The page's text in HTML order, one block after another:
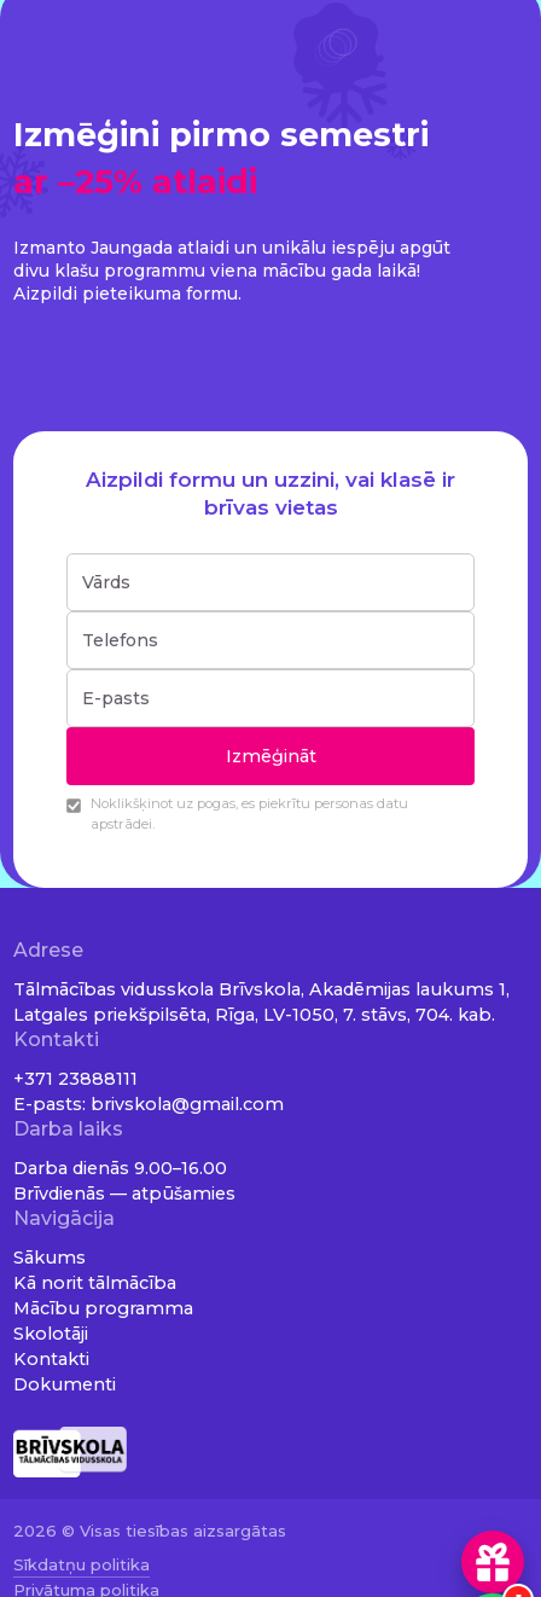
Izmēģini pirmo semestri
ar –25% atlaidi
Izmanto Jaungada atlaidi un unikālu iespēju apgūt
divu klašu programmu viena mācību gada laikā!
Aizpildi pieteikuma formu.
Aizpildi formu un uzzini, vai klasē ir
brīvas vietas
Noklikšķinot uz pogas, es piekrītu personas datu
apstrādei.
Navigācija
Sākums
Kā norit tālmācība
Mācību programma
Skolotāji
Kontakti
Dokumenti
Adrese
Tālmācības vidusskola Brīvskola, Akadēmijas laukums 1,
Latgales priekšpilsēta, Rīga, LV-1050, 7. stāvs, 704. kab.
Kontakti
+371 23888111
E-pasts: brivskola@gmail.com
Darba laiks
Darba dienās 9.00–16.00
Brīvdienās — atpūšamies
2026 © Visas tiesības aizsargātas
Sīkdatņu politika
Privātuma politika